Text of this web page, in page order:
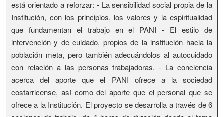
está orientado a reforzar: - La sensibilidad social propia de la
Institución, con los principios, los valores y la espiritualidad
que fundamentan el trabajo en el PANI - El estilo de
intervención y de cuidado, propios de la institución hacia la
población meta, pero también adecuándolos al autocuidado
con relación a las personas trabajadoras. - La conciencia
acerca del aporte que el PANI ofrece a la sociedad
costarricense, así como del aporte que el personal que se
ofrece a la Institución. El proyecto se desarrolla a través de 6